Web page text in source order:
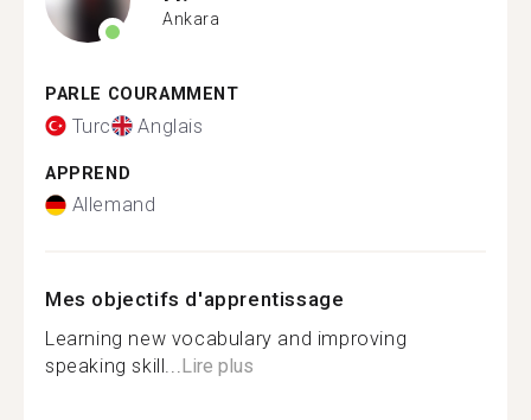
Ankara
PARLE COURAMMENT
Turc Anglais
APPREND
Allemand
Mes objectifs d'apprentissage
Learning new vocabulary and improving
speaking skill...Lire plus